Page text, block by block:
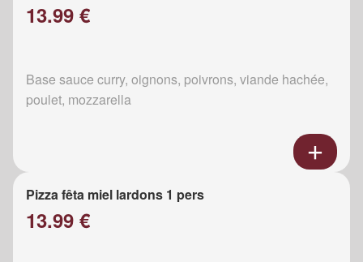
13.99 €
Base sauce curry, oignons, poivrons, viande hachée,
poulet, mozzarella
Pizza fêta miel lardons 1 pers
13.99 €